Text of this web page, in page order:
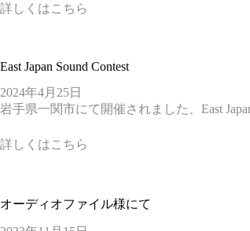
詳しくはこちら
East Japan Sound Contest
2024年4月25日
岩手県一関市にて開催されました、East
詳しくはこちら
オーディオファイル様にて